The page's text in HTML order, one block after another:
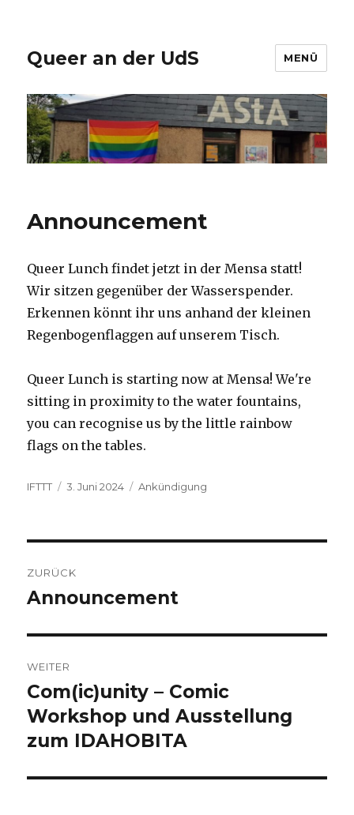
Queer an der UdS MENÜ
Announcement
Queer Lunch findet jetzt in der Mensa statt!
Wir sitzen gegenüber der Wasserspender.
Erkennen könnt ihr uns anhand der kleinen
Regenbogenflaggen auf unserem Tisch.
Queer Lunch is starting now at Mensa! We're
sitting in proximity to the water fountains,
you can recognise us by the little rainbow
flags on the tables.
Autor
IFTTT
Veröffentlicht
3. Juni 2024 Kategorien
Ankündigung
ZURÜCK
Vorheriger
Announcement
WEITER
Nächster
Beitrag:
Com(ic)unity – Comic
Workshop und Ausstellung
zum IDAHOBITA